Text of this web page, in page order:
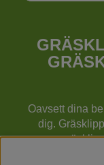
Oavsett dina
dig.